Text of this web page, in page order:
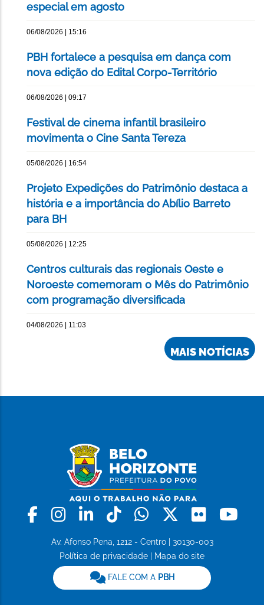
especial em agosto
06/08/2026 | 15:16
PBH fortalece a pesquisa em dança com
nova edição do Edital Corpo-Território
06/08/2026 | 09:17
Festival de cinema infantil brasileiro
movimenta o Cine Santa Tereza
05/08/2026 | 16:54
Projeto Expedições do Patrimônio destaca a
história e a importância do Abílio Barreto
para BH
05/08/2026 | 12:25
Centros culturais das regionais Oeste e
Noroeste comemoram o Mês do Patrimônio
com programação diversificada
04/08/2026 | 11:03
MAIS NOTÍCIAS
Facebook
Instagram
LinkedinTiktokWhatsapp
X Flickr
Av. Afonso Pena, 1212 - Centro | 30130-003
Política de privacidade
Mapa do site
FALE COM A PBH